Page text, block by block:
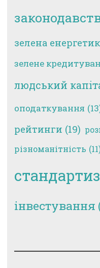
зелена
зелене
людський
оподаткування
рейтинги (19)
різноманітність
інвестування